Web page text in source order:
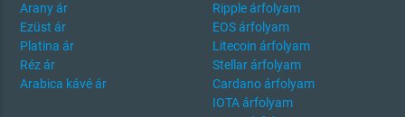
Arany ár
Ezüst ár
Platina ár
Réz ár
Arabica kávé ár
Ripple árfolyam
EOS árfolyam
Litecoin árfolyam
Stellar árfolyam
Cardano árfolyam
IOTA árfolyam